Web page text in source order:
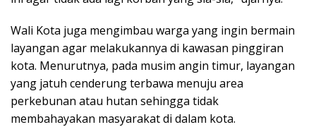
Wali Kota juga mengimbau warga yang ingin bermain
layangan agar melakukannya di kawasan pinggiran
kota. Menurutnya, pada musim angin timur, layangan
yang jatuh cenderung terbawa menuju area
perkebunan atau hutan sehingga tidak
membahayakan masyarakat di dalam kota.